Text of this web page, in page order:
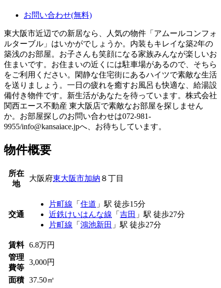
お問い合わせ(無料)
東大阪市近辺での新居なら、人気の物件「アムールコンフォ
ルターブル」はいかがでしょうか。内装もキレイな築2年の
築浅のお部屋。お子さんも笑顔になる家族みんなが楽しいお
住まいです。お住まいの近くには駐車場があるので、そちら
をご利用ください。閑静な住宅街にあるハイツで素敵な生活
を送りましょう。一日の疲れを癒すお風呂も快適な、給湯設
備付き物件です。新生活があなたを待っています。株式会社
関西エース不動産 東大阪店で素敵なお部屋を探しません
か。お部屋探しのお問い合わせは072-981-
9955/info@kansaiace.jpへ、お待ちしています。
物件概要
所在
地
大阪府東大阪市加納 ８丁目
交通
片町線 「 住道 」駅 徒歩15分
近鉄けいはんな線 「 吉田 」駅 徒歩27分
片町線 「 鴻池新田 」駅 徒歩27分
賃料 6.8万円
管理
費等
3,000円
面積 37.50㎡